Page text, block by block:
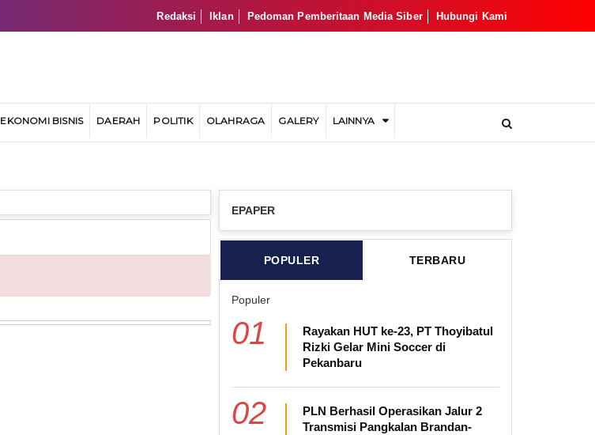
Redaksi Iklan Pedoman Pemberitaan Media Siber Hubungi Kami
EKONOMI BISNIS DAERAH POLITIK OLAHRAGA GALERY LAINNYA
EPAPER
POPULER TERBARU
Populer
01
Rayakan HUT ke-23, PT Thoyibatul
Rizki Gelar Mini Soccer di
Pekanbaru
02
PLN Berhasil Operasikan Jalur 2
Transmisi Pangkalan Brandan-